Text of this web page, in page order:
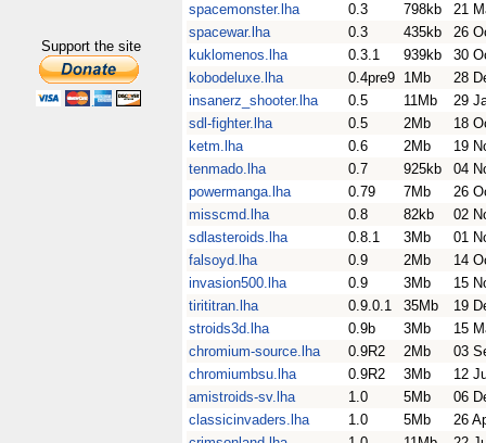
Support the site
spacemonster.lha
0.3 798kb
21
spacewar.lha
0.3 435kb
26
kuklomenos.lha
0.3.1 939kb
30
kobodeluxe.lha
0.4pre9 1Mb
28
insanerz_shooter.lha
0.5 11Mb
29
sdl-fighter.lha
0.5 2Mb
18
ketm.lha
0.6 2Mb
19
tenmado.lha
0.7 925kb
04
powermanga.lha
0.79 7Mb
26
misscmd.lha
0.8 82kb
02
sdlasteroids.lha
0.8.1 3Mb
01
falsoyd.lha
0.9 2Mb
14
invasion500.lha
0.9 3Mb
15
tirititran.lha
0.9.0.1 35Mb
19
stroids3d.lha
0.9b 3Mb
15
chromium-source.lha
0.9R2 2Mb
03
chromiumbsu.lha
0.9R2 3Mb
12
amistroids-sv.lha
1.0 5Mb
06
classicinvaders.lha
1.0 5Mb
26